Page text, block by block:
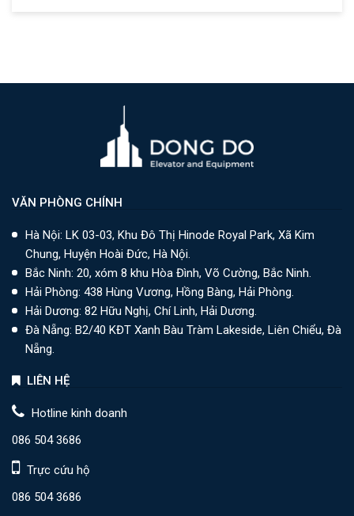
VĂN PHÒNG CHÍNH
Hà Nội: LK 03-03, Khu Đô Thị Hinode Royal Park, Xã Kim
Chung, Huyện Hoài Đức, Hà Nội.
Bắc Ninh: 20, xóm 8 khu Hòa Đình, Võ Cường, Bắc Ninh.
Hải Phòng: 438 Hùng Vương, Hồng Bàng, Hải Phòng.
Hải Dương: 82 Hữu Nghị, Chí Linh, Hải Dương.
Đà Nẵng: B2/40 KĐT Xanh Bàu Tràm Lakeside, Liên Chiểu, Đà
Nẵng.
LIÊN HỆ
Hotline kinh doanh
086 504 3686
Trực cứu hộ
086 504 3686